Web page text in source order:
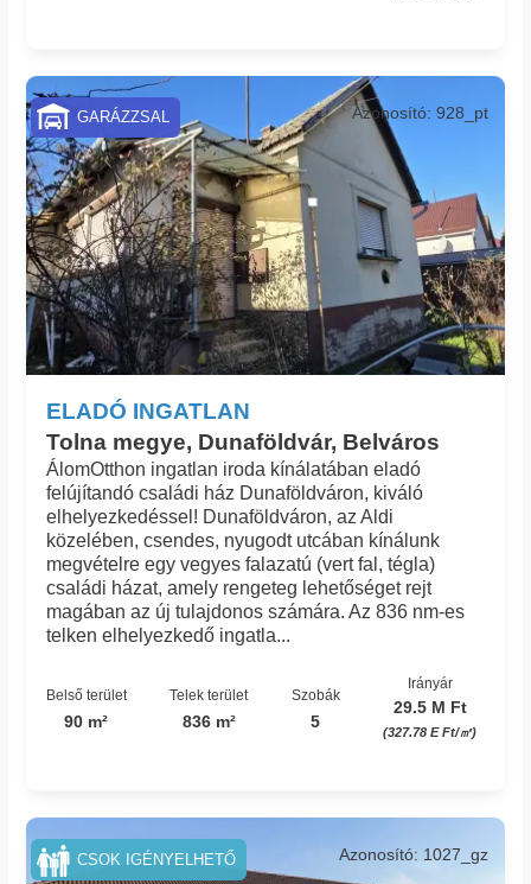
ELADÓ INGATLAN
Tolna megye, Dunaföldvár, Belváros
Azonosító: 928_pt
ÁlomOtthon ingatlan iroda kínálatában eladó
felújítandó családi ház Dunaföldváron, kiváló
elhelyezkedéssel! Dunaföldváron, az Aldi
közelében, csendes, nyugodt utcában kínálunk
megvételre egy vegyes falazatú (vert fal, tégla)
családi házat, amely rengeteg lehetőséget rejt
magában az új tulajdonos számára. Az 836 nm-es
telken elhelyezkedő ingatla...
Belső terület
90 m²
Telek terület
836 m²
Szobák
5
Irányár
29.5 M Ft
(327.78 E Ft/㎡)
GARÁZZSAL
Azonosító: 1027_gz
CSOK IGÉNYELHETŐ